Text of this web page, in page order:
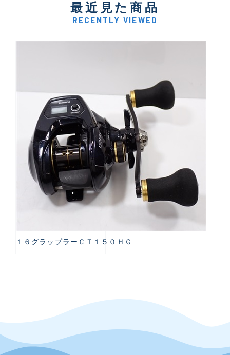
最近見た商品
RECENTLY VIEWED
１６グラップラーＣＴ１５０ＨＧ